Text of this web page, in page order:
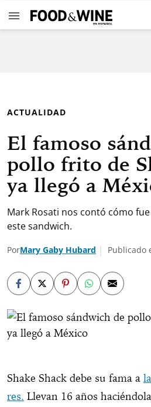
ACTUALIDAD
El famoso
pollo frito de
ya llegó a
Mark Rosati nos contó cómo
este sandwich.
PorMary Gaby Hubard Publicado
Shake Shack debe su fama a
res. Llevan 16 años